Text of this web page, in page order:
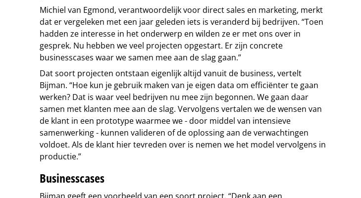
Michiel van Egmond, verantwoordelijk voor direct sales en marketing, merkt
dat er vergeleken met een jaar geleden iets is veranderd bij bedrijven. “Toen
hadden ze interesse in het onderwerp en wilden ze er met ons over in
gesprek. Nu hebben we veel projecten opgestart. Er zijn concrete
businesscases waar we samen mee aan de slag gaan.”
Dat soort projecten ontstaan eigenlijk altijd vanuit de business, vertelt
Bijman. “Hoe kun je gebruik maken van je eigen data om efficiënter te gaan
werken? Dat is waar veel bedrijven nu mee zijn begonnen. We gaan daar
samen met klanten mee aan de slag. Vervolgens vertalen we de wensen van
de klant in een prototype waarmee we - door middel van intensieve
samenwerking - kunnen valideren of de oplossing aan de verwachtingen
voldoet. Als de klant hier tevreden over is nemen we het model vervolgens in
productie.”
Businesscases